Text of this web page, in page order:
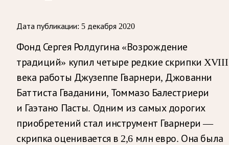
Дата публикации: 5 декабря 2020
Фонд Сергея Ролдугина «Возрождение
традиций» купил четыре редкие скрипки XVIII
века работы Джузеппе Гварнери, Джованни
Баттиста Гваданини, Томмазо Балестриери
и Гаэтано Пасты. Одним из самых дорогих
приобретений стал инструмент Гварнери —
скрипка оценивается в 2,6 млн евро. Она была